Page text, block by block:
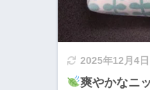
2025年12月4日
爽やかなニ